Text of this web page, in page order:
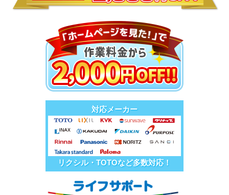
対応メーカー
リクシル・TOTOなど多数対応！